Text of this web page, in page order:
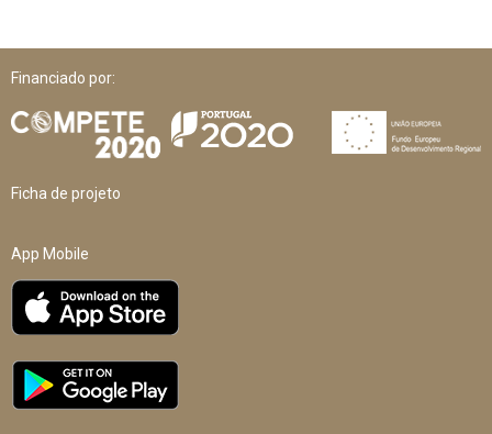
Financiado por:
Ficha de projeto
App Mobile